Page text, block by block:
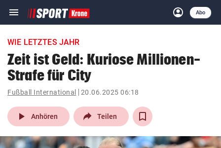
menu Navigation
ein-/ausklappen
account_circle
Anmelden
Abo
close Schließen
account_circle Anmelden
pin_drop
Wien arrow_right
bookmark
WIE LETZTES JAHR
Zeit ist Geld: Kuriose Millionen-
Strafe für City
Fußball International 20.06.2025 06:18
play_arrow Anhören Teilen